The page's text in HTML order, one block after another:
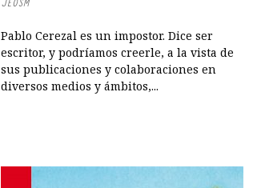
JEOSM
Pablo Cerezal es un impostor. Dice ser
escritor, y podríamos creerle, a la vista de
sus publicaciones y colaboraciones en
diversos medios y ámbitos,...